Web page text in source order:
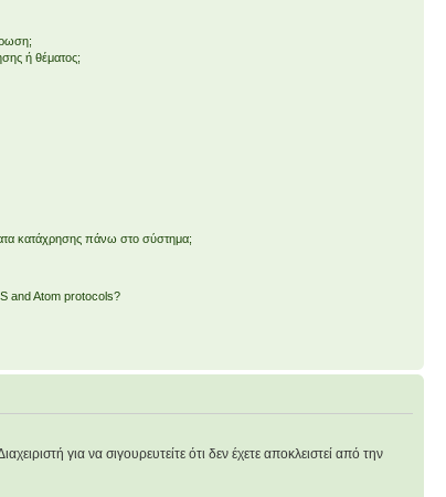
ή θέματος;
κατάχρησης πάνω στο σύστημα;
and Atom protocols?
για να σιγουρευτείτε ότι δεν έχετε αποκλειστεί από την